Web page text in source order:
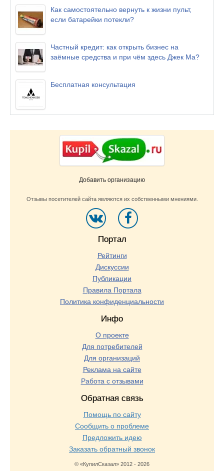
Как самостоятельно вернуть к жизни пульт,
если батарейки потекли?
Частный кредит: как открыть бизнес на
заёмные средства и при чём здесь Джек Ма?
Бесплатная консультация
Добавить организацию
Отзывы посетителей сайта являются их собственными мнениями.
Портал
Рейтинги
Дискуссии
Публикации
Правила Портала
Политика конфиденциальности
Инфо
О проекте
Для потребителей
Для организаций
Реклама на сайте
Работа с отзывами
Обратная связь
Помощь по сайту
Сообщить о проблеме
Предложить идею
Заказать обратный звонок
© «КупилСказал» 2012 - 2026